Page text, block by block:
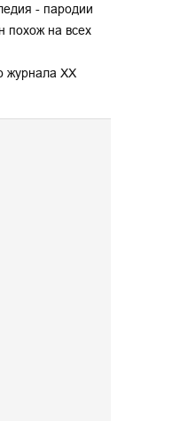
- пародии
похож на всех
журнала XX